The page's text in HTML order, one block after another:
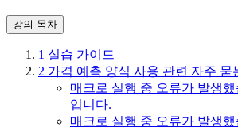
강의 목차
1 실습 가이드
2 가격 예측 양식 사용 관련 자주 묻
매크로 실행 중 오류가 발생
입니다.
매크로 실행 중 오류가 발생